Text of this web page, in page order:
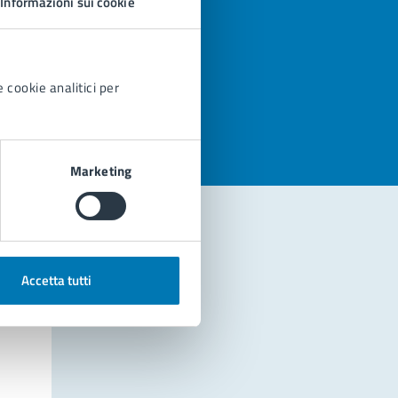
cookie analitici per
Marketing
Accetta tutti